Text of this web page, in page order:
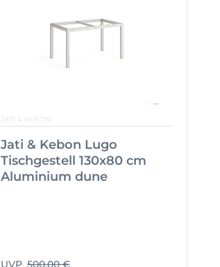
JATI & KEBON
Jati & Kebon Lugo
Tischgestell 130x80 cm
Aluminium dune
UVP 500,00 €